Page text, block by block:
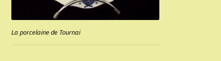
La porcelaine de Tournai